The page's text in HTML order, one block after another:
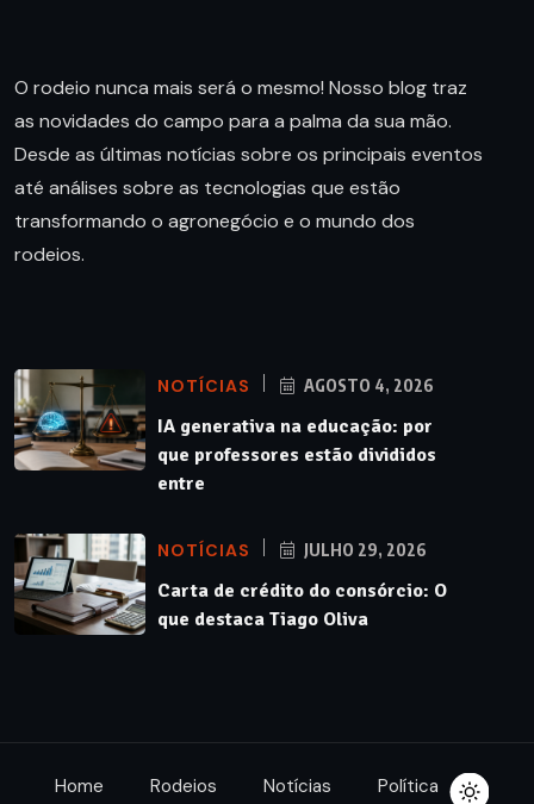
O rodeio nunca mais será o mesmo! Nosso blog traz
as novidades do campo para a palma da sua mão.
Desde as últimas notícias sobre os principais eventos
até análises sobre as tecnologias que estão
transformando o agronegócio e o mundo dos
rodeios.
NOTÍCIAS AGOSTO 4, 2026
IA generativa na educação: por
que professores estão divididos
entre
NOTÍCIAS JULHO 29, 2026
Carta de crédito do consórcio: O
que destaca Tiago Oliva
Home Rodeios Notícias Política